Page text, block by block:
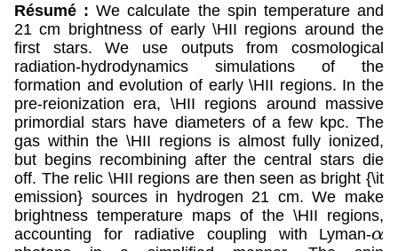
Résumé : We calculate the spin temperature and
21 cm brightness of early \HII regions around the
first stars. We use outputs from cosmological
radiation-hydrodynamics simulations of the
formation and evolution of early \HII regions. In the
pre-reionization era, \HII regions around massive
primordial stars have diameters of a few kpc. The
gas within the \HII regions is almost fully ionized,
but begins recombining after the central stars die
off. The relic \HII regions are then seen as bright {\it
emission} sources in hydrogen 21 cm. We make
brightness temperature maps of the \HII regions,
accounting for radiative coupling with Lyman-α